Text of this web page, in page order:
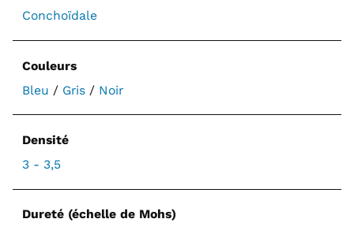
Conchoïdale
Couleurs
Bleu / Gris/ Noir
Densité
3 - 3,5
Dureté (échelle de Mohs)